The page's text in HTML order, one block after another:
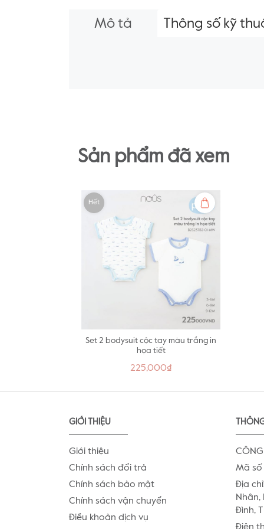
Mô tả Thông số kỹ
Sản phẩm đã xem
Hết
Set 2 bodysuit cộc tay màu trắng in
họa tiết
225,000₫
GIỚI THIỆU
Giới thiệu
Chính sách đổi trả
Chính sách bảo mật
Chính sách vận chuyển
Điều khoản dịch vụ
Mã số
Địa
Nhân,
Đình,